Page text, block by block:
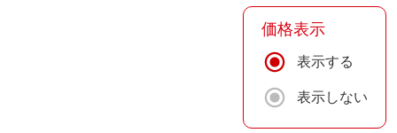
価格表示
表示する
表示しない